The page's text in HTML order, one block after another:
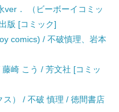
ver． （ビーボーイコミッ
版 [コミック]
comics) / 不破慎理、岩本
崎 こう / 芳文社 [コミッ
ス） / 不破 慎理 / 徳間書店